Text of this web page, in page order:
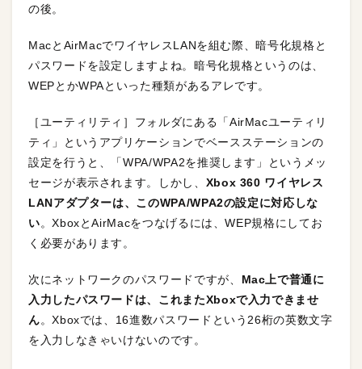
の後。
MacとAirMacでワイヤレスLANを組む際、暗号化規格と
パスワードを設定しますよね。暗号化規格というのは、
WEPとかWPAといった種類があるアレです。
［ユーティリティ］フォルダにある「AirMacユーティリ
ティ」というアプリケーションでベースステーションの
設定を行うと、「WPA/WPA2を推奨します」というメッ
セージが表示されます。しかし、 Xbox 360 ワイヤレス
LANアダプターは、このWPA/WPA2の設定に対応しな
い。XboxとAirMacをつなげるには、WEP規格にしてお
く必要があります。
次にネットワークのパスワードですが、 Mac上で普通に
入力したパスワードは、これまたXboxで入力できませ
ん。Xboxでは、16進数パスワードという26桁の英数文字
を入力しなきゃいけないのです。